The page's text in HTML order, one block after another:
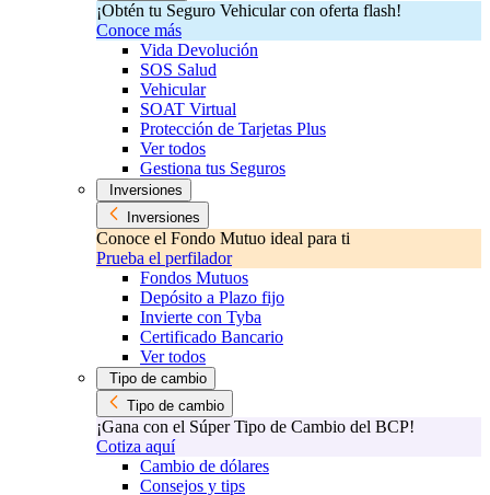
¡Obtén tu Seguro Vehicular con oferta flash!
Conoce más
Vida Devolución
SOS Salud
Vehicular
SOAT Virtual
Protección de Tarjetas Plus
Ver todos
Gestiona tus Seguros
Inversiones
Inversiones
Conoce el Fondo Mutuo ideal para ti
Prueba el perfilador
Fondos Mutuos
Depósito a Plazo fijo
Invierte con Tyba
Certificado Bancario
Ver todos
Tipo de cambio
Tipo de cambio
¡Gana con el Súper Tipo de Cambio del BCP!
Cotiza aquí
Cambio de dólares
Consejos y tips